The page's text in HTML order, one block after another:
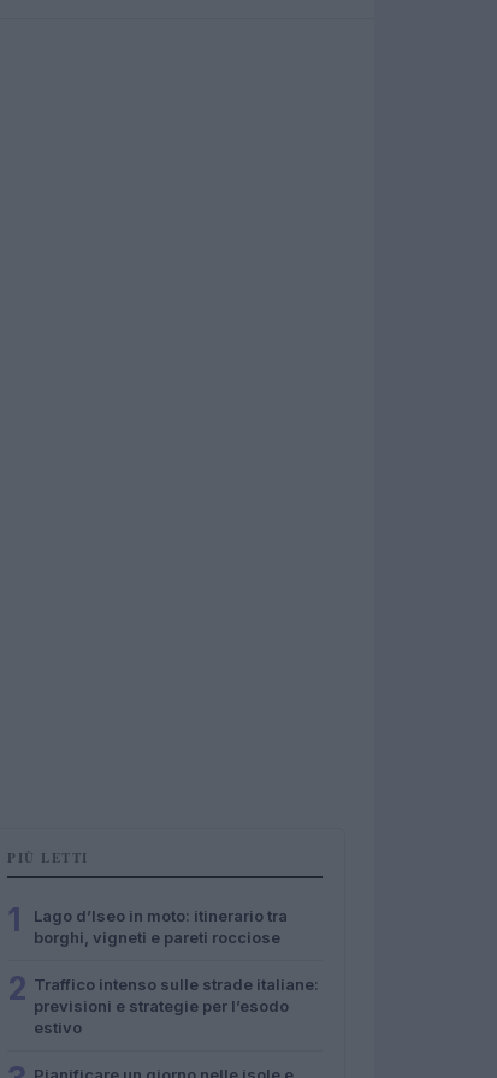
PIÙ LETTI
1
Lago d’Iseo in moto: itinerario tra
borghi, vigneti e pareti rocciose
2 Traffico intenso sulle strade italiane:
previsioni e strategie per l’esodo
estivo